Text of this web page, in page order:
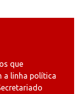
que
a linha política